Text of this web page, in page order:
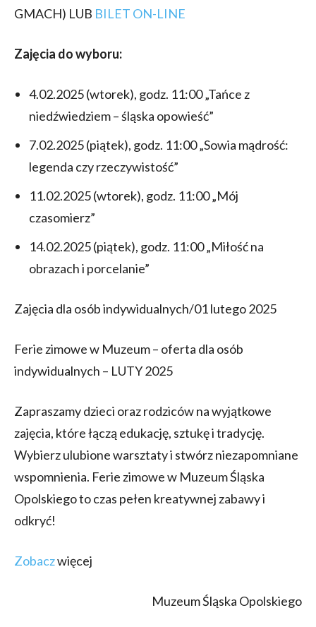
GMACH) LUB BILET ON-LINE
Zajęcia do wyboru:
4.02.2025 (wtorek), godz. 11:00 „Tańce z
niedźwiedziem – śląska opowieść”
7.02.2025 (piątek), godz. 11:00 „Sowia mądrość:
legenda czy rzeczywistość”
11.02.2025 (wtorek), godz. 11:00 „Mój
czasomierz”
14.02.2025 (piątek), godz. 11:00 „Miłość na
obrazach i porcelanie”
Zajęcia dla osób indywidualnych/01 lutego 2025
Ferie zimowe w Muzeum – oferta dla osób
indywidualnych – LUTY 2025
Zapraszamy dzieci oraz rodziców na wyjątkowe
zajęcia, które łączą edukację, sztukę i tradycję.
Wybierz ulubione warsztaty i stwórz niezapomniane
wspomnienia. Ferie zimowe w Muzeum Śląska
Opolskiego to czas pełen kreatywnej zabawy i
odkryć!
Zobaczwięcej
Muzeum Śląska Opolskiego